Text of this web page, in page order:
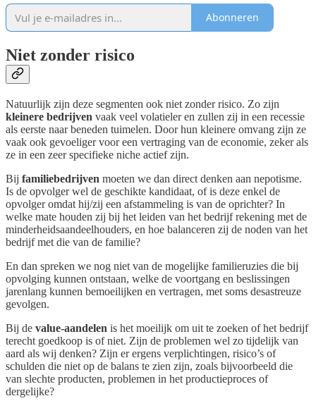
Abonneren
Niet zonder risico
Natuurlijk zijn deze segmenten ook niet zonder risico. Zo zijn
kleinere bedrijven vaak veel volatieler en zullen zij in een recessie
als eerste naar beneden tuimelen. Door hun kleinere omvang zijn ze
vaak ook gevoeliger voor een vertraging van de economie, zeker als
ze in een zeer specifieke niche actief zijn.
Bij familiebedrijven moeten we dan direct denken aan nepotisme.
Is de opvolger wel de geschikte kandidaat, of is deze enkel de
opvolger omdat hij/zij een afstammeling is van de oprichter? In
welke mate houden zij bij het leiden van het bedrijf rekening met de
minderheidsaandeelhouders, en hoe balanceren zij de noden van het
bedrijf met die van de familie?
En dan spreken we nog niet van de mogelijke familieruzies die bij
opvolging kunnen ontstaan, welke de voortgang en beslissingen
jarenlang kunnen bemoeilijken en vertragen, met soms desastreuze
gevolgen.
Bij de value-aandelen is het moeilijk om uit te zoeken of het bedrijf
terecht goedkoop is of niet. Zijn de problemen wel zo tijdelijk van
aard als wij denken? Zijn er ergens verplichtingen, risico’s of
schulden die niet op de balans te zien zijn, zoals bijvoorbeeld die
van slechte producten, problemen in het productieproces of
dergelijke?